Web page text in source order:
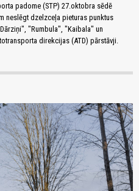
padome (STP) 27.oktobra sēdē
neslēgt dzelzceļa pieturas punktus
"Rumbula", "Kaibala" un
direkcijas (ATD) pārstāvji.